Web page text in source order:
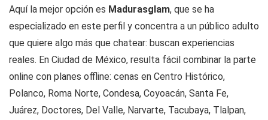
Aquí la mejor opción es Madurasglam, que se ha
especializado en este perfil y concentra a un público adulto
que quiere algo más que chatear: buscan experiencias
reales. En Ciudad de México, resulta fácil combinar la parte
online con planes offline: cenas en Centro Histórico,
Polanco, Roma Norte, Condesa, Coyoacán, Santa Fe,
Juárez, Doctores, Del Valle, Narvarte, Tacubaya, Tlalpan,